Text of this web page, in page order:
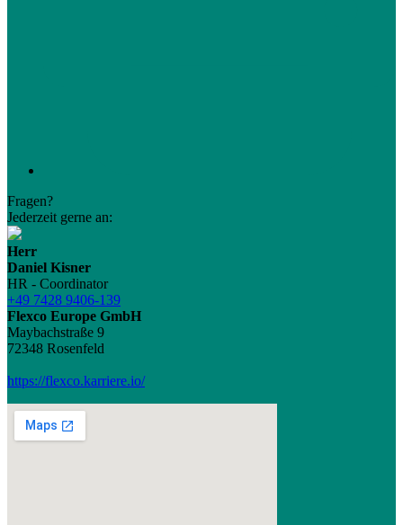
Fragen?
Jederzeit gerne an:
Herr
Daniel Kisner
HR - Coordinator
+49 7428 9406-139
Flexco Europe GmbH
Maybachstraße 9
72348 Rosenfeld
https://flexco.karriere.io/